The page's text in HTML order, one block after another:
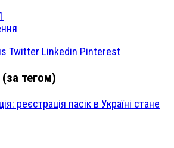
Twitter Linkedin Pinterest
тегом)